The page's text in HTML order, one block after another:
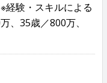
経験・スキルによる
35歳／800万、